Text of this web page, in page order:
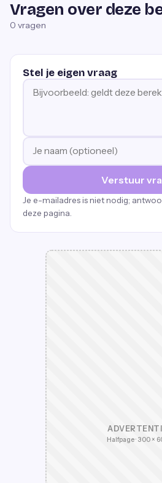
Vragen over deze
0 vragen
Stel je eigen vraag
Verstuur
Je e-mailadres is niet nodig;
deze pagina.
Halfpage · 300 ×